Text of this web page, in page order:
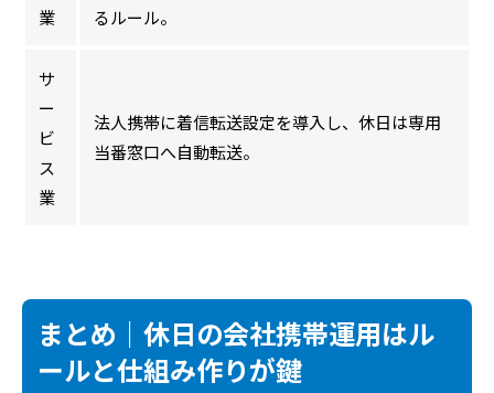
業
るルール。
サ
ー
ビ
ス
業
法人携帯に着信転送設定を導入し、休日は専用
当番窓口へ自動転送。
まとめ｜休日の会社携帯運用はル
ールと仕組み作りが鍵